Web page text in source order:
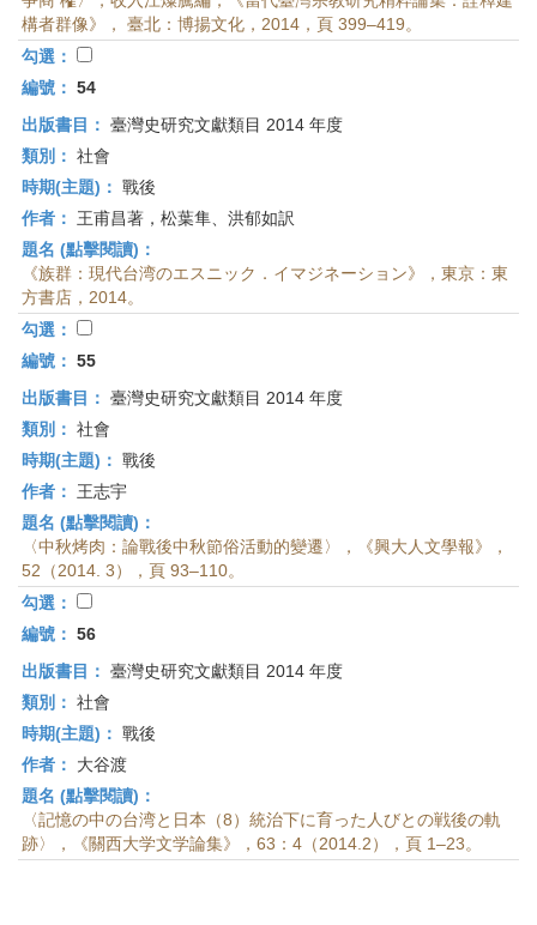
構者群像》， 臺北：博揚文化，2014，頁 399–419。
勾選：
編號： 54
出版書目： 臺灣史研究文獻類目 2014 年度
類別： 社會
時期(主題)： 戰後
作者：
王甫昌著，松葉隼、洪郁如訳
題名 (點擊閱讀)：
《族群：現代台湾のエスニック．イマジネーション》，東京：東
方書店，2014。
勾選：
編號： 55
出版書目： 臺灣史研究文獻類目 2014 年度
類別： 社會
時期(主題)： 戰後
作者：
王志宇
題名 (點擊閱讀)：
〈中秋烤肉：論戰後中秋節俗活動的變遷〉，《興大人文學報》，
52（2014. 3），頁 93–110。
勾選：
編號： 56
出版書目： 臺灣史研究文獻類目 2014 年度
類別： 社會
時期(主題)： 戰後
作者：
大谷渡
題名 (點擊閱讀)：
〈記憶の中の台湾と日本（8）統治下に育った人びとの戦後の軌
跡〉，《關西大学文学論集》，63：4（2014.2），頁 1–23。